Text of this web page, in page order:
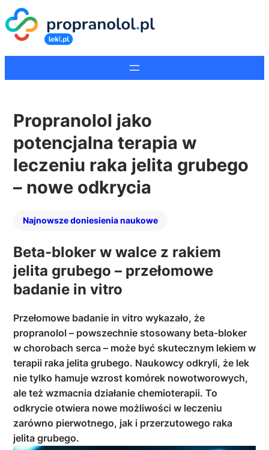
Propranolol jako
potencjalna terapia w
leczeniu raka jelita grubego
– nowe odkrycia
Najnowsze doniesienia naukowe
Beta-bloker w walce z rakiem
jelita grubego – przełomowe
badanie in vitro
Przełomowe badanie in vitro wykazało, że
propranolol – powszechnie stosowany beta-bloker
w chorobach serca – może być skutecznym lekiem w
terapii raka jelita grubego. Naukowcy odkryli, że lek
nie tylko hamuje wzrost komórek nowotworowych,
ale też wzmacnia działanie chemioterapii. To
odkrycie otwiera nowe możliwości w leczeniu
zarówno pierwotnego, jak i przerzutowego raka
jelita grubego.